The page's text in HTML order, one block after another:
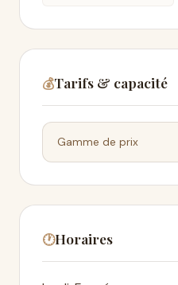
💰Tarifs & capacité
Gamme de prix
🕐Horaires